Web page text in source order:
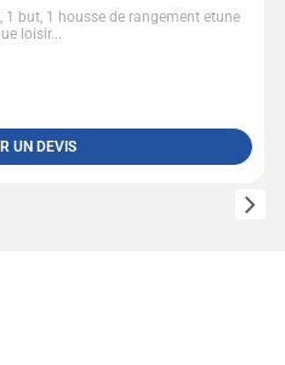
1 but, 1 housse de rangement etune
loisir...
UN DEVIS